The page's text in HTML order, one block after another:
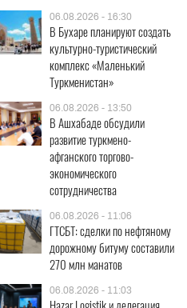
06.08.2026 - 16:30
В Бухаре планируют создать
культурно-туристический
комплекс «Маленький
Туркменистан»
06.08.2026 - 13:50
В Ашхабаде обсудили
развитие туркмено-
афганского торгово-
экономического
сотрудничества
06.08.2026 - 11:06
ГТСБТ: сделки по нефтяному
дорожному битуму составили
270 млн манатов
06.08.2026 - 11:03